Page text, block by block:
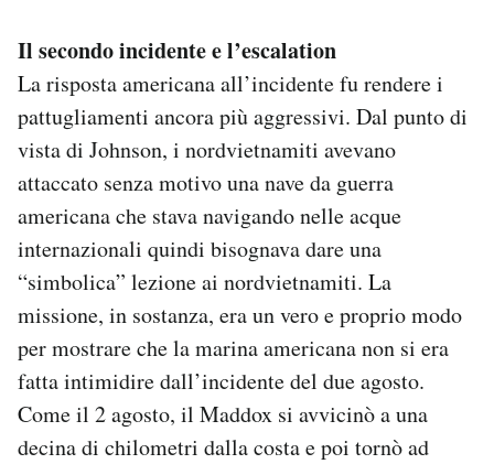
Il secondo incidente e l’escalation
La risposta americana all’incidente fu rendere i
pattugliamenti ancora più aggressivi. Dal punto di
vista di Johnson, i nordvietnamiti avevano
attaccato senza motivo una nave da guerra
americana che stava navigando nelle acque
internazionali quindi bisognava dare una
“simbolica” lezione ai nordvietnamiti. La
missione, in sostanza, era un vero e proprio modo
per mostrare che la marina americana non si era
fatta intimidire dall’incidente del due agosto.
Come il 2 agosto, il Maddox si avvicinò a una
decina di chilometri dalla costa e poi tornò ad